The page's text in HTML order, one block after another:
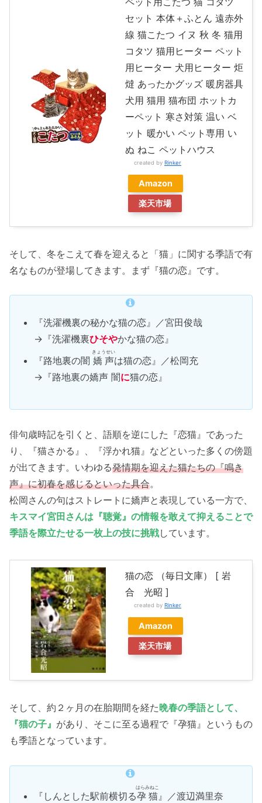
セット 本体＋ふとん 遠赤外
線 猫こたつ イヌ 秋 冬 猫用
コタツ 猫用ヒーター ペット
用ヒーター 犬用ヒーター 炬
燵 あったかグッズ 暖房器具
犬用 猫用 猫布団 ホットカ
ーペット 寒さ対策 温い ベ
ット 暖かい ペット専用 い
ぬ ねこ ペットハウス
created by Rinker
Amazon
楽天市場
そして、冬をこえて春を迎えると「猫」に関する季語で有
名なものが登場してきます。まず『猫の恋』です。
『洗濯機裏の秘かな猫の恋』／宮田俊哉
→『洗濯機裏ひそやかな猫の恋』
『路地裏の闇嬌声
きょうせい
は猫の恋』／松岡充
→『路地裏の嬌声 闇に猫の恋』
俳句歳時記を引くと、語順を逆にした『恋猫』であった
り、『猫さかる』、『浮かれ猫』などといった多くの傍題
が出てきます。いわゆる発情期を迎えた猫たちの『鳴き
声』に初春を感じるといった具合。
松岡さんの句はストレートに嬌声と表現している一方で、
キスマイ宮田さんは『聴覚』の情報を敢えて抑えることで
季語を際立たせる一枚上の技に挑戦しています。
猫の恋 （毎日文庫） [ 岩
合 光昭 ]
created by Rinker
Amazon
楽天市場
そして、約２ヶ月の在胎期間を経た晩春の季語として、
『猫の子』 があり、そこに至る過程で『孕猫』というもの
も季語となっています。
『しんとした駅前横切る孕猫
はらみねこ
』／渡辺満里奈